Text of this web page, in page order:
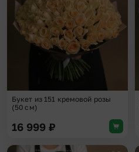
Букет из 151 кремовой розы
(50 см)
16 999 ₽